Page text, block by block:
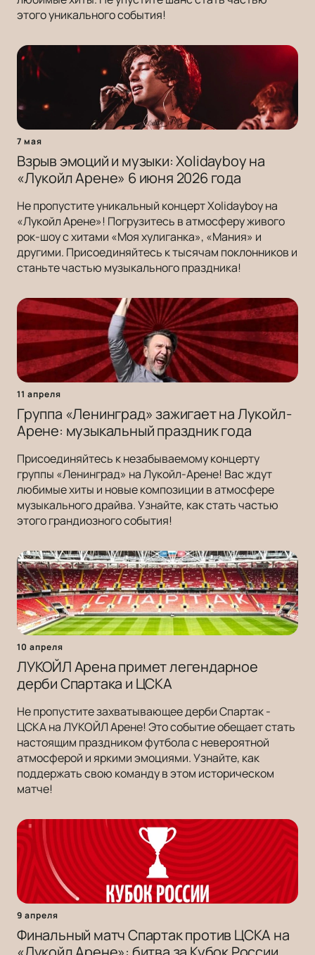
этого уникального события!
7 мая
Взрыв эмоций и музыки: Xolidayboy на
«Лукойл Арене» 6 июня 2026 года
Не пропустите уникальный концерт Xolidayboy на
«Лукойл Арене»! Погрузитесь в атмосферу живого
рок-шоу с хитами «Моя хулиганка», «Мания» и
другими. Присоединяйтесь к тысячам поклонников и
станьте частью музыкального праздника!
11 апреля
Группа «Ленинград» зажигает на Лукойл-
Арене: музыкальный праздник года
Присоединяйтесь к незабываемому концерту
группы «Ленинград» на Лукойл-Арене! Вас ждут
любимые хиты и новые композиции в атмосфере
музыкального драйва. Узнайте, как стать частью
этого грандиозного события!
10 апреля
ЛУКОЙЛ Арена примет легендарное
дерби Спартака и ЦСКА
Не пропустите захватывающее дерби Спартак -
ЦСКА на ЛУКОЙЛ Арене! Это событие обещает стать
настоящим праздником футбола с невероятной
атмосферой и яркими эмоциями. Узнайте, как
поддержать свою команду в этом историческом
матче!
9 апреля
Финальный матч Спартак против ЦСКА на